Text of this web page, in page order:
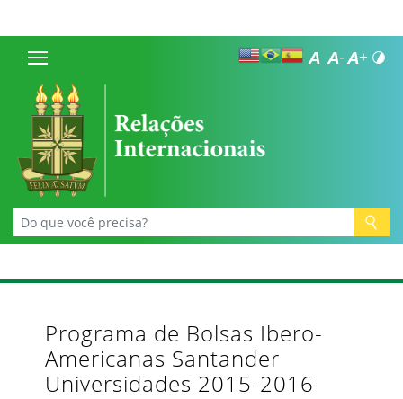
Programa de Bolsas Ibero-
Americanas Santander
Universidades 2015-2016